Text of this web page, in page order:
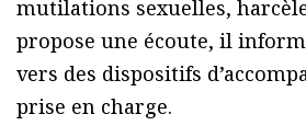
mutilations sexuelles,
propose une écoute, il
vers des dispositifs
prise en charge.